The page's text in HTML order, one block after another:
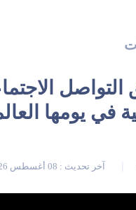
التواصل
في يومها
آخر تحديث : 08 أغسطس 2026 08:03